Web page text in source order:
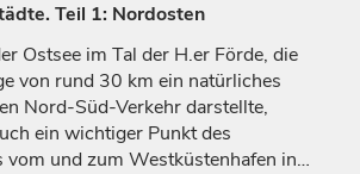
Teil 1: Nordosten
Ostsee im Tal der H.er Förde, die
von rund 30 km ein natürliches
Nord-Süd-Verkehr darstellte,
ein wichtiger Punkt des
vom und zum Westküstenhafen in…